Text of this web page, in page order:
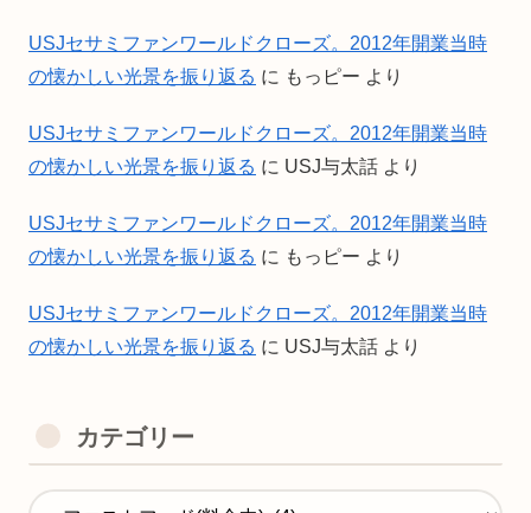
USJセサミファンワールドクローズ。2012年開業当時
の懐かしい光景を振り返る に もっピー より
USJセサミファンワールドクローズ。2012年開業当時
の懐かしい光景を振り返る に USJ与太話 より
USJセサミファンワールドクローズ。2012年開業当時
の懐かしい光景を振り返る に もっピー より
USJセサミファンワールドクローズ。2012年開業当時
の懐かしい光景を振り返る に USJ与太話 より
カテゴリー